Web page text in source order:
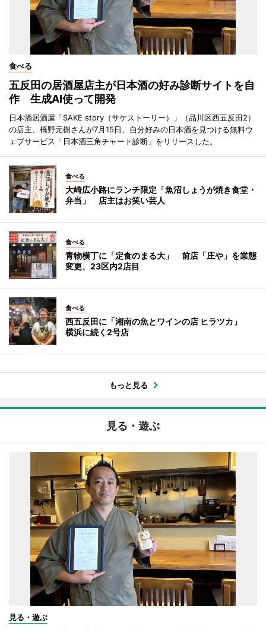
食べる
五反田の居酒屋店主が日本酒の好み診断サイトを自
作 生成AI使って開発
日本酒居酒屋「SAKE story（サケストーリー）」（品川区西五反田2）
の店主、橋野元樹さんが7月15日、自分好みの日本酒を見つける無料ウ
ェブサービス「日本酒三角チャート診断」をリリースした。
食べる
大崎広小路にランチ限定「魚沼しょうが焼き食堂・
弁当」 店主はお笑い芸人
食べる
青物横丁に「定食のまる大」 前店「庄や」を業態
変更、23区内2店目
食べる
西五反田に「湘南の魚とワインの店 ヒラツカ」
横浜に続く2号店
もっと見る
見る・遊ぶ
見る・遊ぶ